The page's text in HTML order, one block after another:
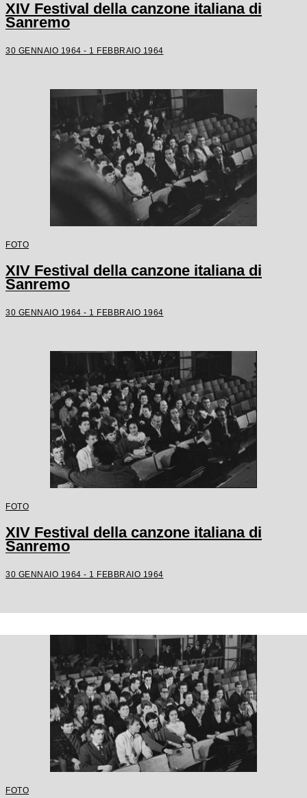
XIV Festival della canzone italiana di
Sanremo
30 GENNAIO 1964 - 1 FEBBRAIO 1964
FOTO
XIV Festival della canzone italiana di
Sanremo
30 GENNAIO 1964 - 1 FEBBRAIO 1964
FOTO
XIV Festival della canzone italiana di
Sanremo
30 GENNAIO 1964 - 1 FEBBRAIO 1964
FOTO